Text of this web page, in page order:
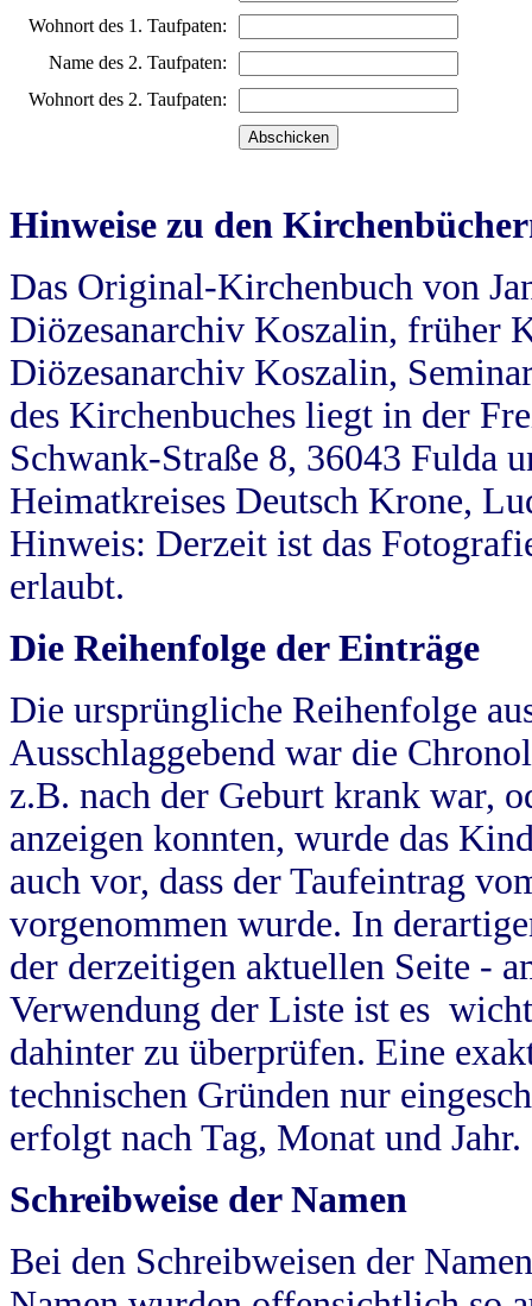
Wohnort des 1. Taufpaten:
Name des 2. Taufpaten:
Wohnort des 2. Taufpaten:
Hinweise zu den
Das Original-Kirchenbuch von
Diözesanarchiv Koszalin, früher
Diözesanarchiv Koszalin,
des Kirchenbuches liegt in der
Schwank-Straße 8, 36043 Fulda
Heimatkreises Deutsch Krone,
Hinweis: Derzeit ist das
erlaubt.
Die Reihenfolge der Einträge
Die ursprüngliche Reihenfolge
Ausschlaggebend war die
z.B. nach der Geburt krank war,
anzeigen konnten, wurde das
auch vor, dass der Taufeintrag
vorgenommen wurde. In
der derzeitigen aktuellen Seite -
Verwendung der Liste ist es
dahinter zu überprüfen. Eine
technischen Gründen nur
erfolgt nach Tag, Monat und Jahr.
Schreibweise der Namen
Bei den Schreibweisen der